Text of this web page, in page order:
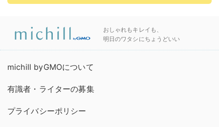
おしゃれもキレイも、
明日のワタシにちょうどいい
michill byGMOについて
有識者・ライターの募集
プライバシーポリシー